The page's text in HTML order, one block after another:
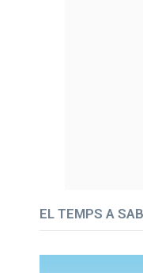
EL TEMPS A